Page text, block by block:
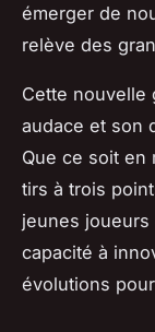
émerger de
relève des
Cette nouvelle
audace et son
Que ce soit en
tirs à trois
jeunes
capacité à
évolutions